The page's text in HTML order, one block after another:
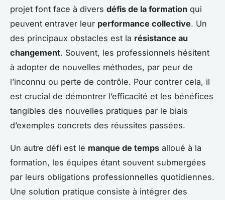
projet font face à divers défis de la formation qui
peuvent entraver leur performance collective. Un
des principaux obstacles est la résistance au
changement. Souvent, les professionnels hésitent
à adopter de nouvelles méthodes, par peur de
l’inconnu ou perte de contrôle. Pour contrer cela, il
est crucial de démontrer l’efficacité et les bénéfices
tangibles des nouvelles pratiques par le biais
d’exemples concrets des réussites passées.
Un autre défi est le manque de temps alloué à la
formation, les équipes étant souvent submergées
par leurs obligations professionnelles quotidiennes.
Une solution pratique consiste à intégrer des